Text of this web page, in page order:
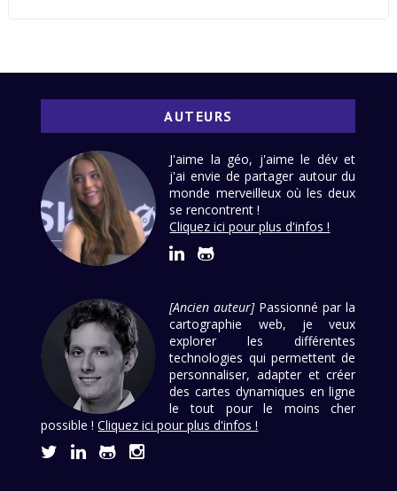
AUTEURS
J'aime la géo, j'aime le dév et
j'ai envie de partager autour du
monde merveilleux où les deux
se rencontrent !
Cliquez ici pour plus d'infos !
[Ancien auteur]Passionné par la
cartographie web, je veux
explorer les différentes
technologies qui permettent de
personnaliser, adapter et créer
des cartes dynamiques en ligne
le tout pour le moins cher
possible !Cliquez ici pour plus d'infos !